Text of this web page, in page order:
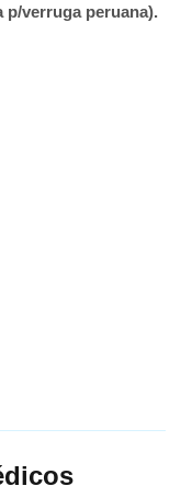
p/verruga peruana).